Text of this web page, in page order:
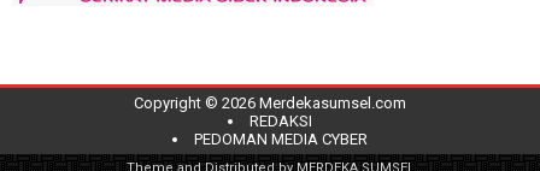
Copyright © 2026 Merdekasumsel.com
REDAKSI
PEDOMAN MEDIA CYBER
Theme and Distributed by MERDEKA SUMSEL